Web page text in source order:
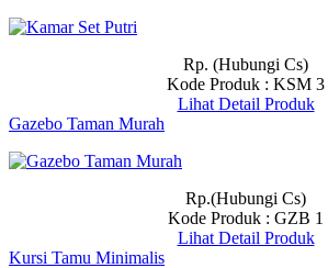
Rp. (Hubungi Cs)
Kode Produk : KSM 3
Lihat Detail Produk
Gazebo Taman Murah
Rp.(Hubungi Cs)
Kode Produk : GZB 1
Lihat Detail Produk
Kursi Tamu Minimalis